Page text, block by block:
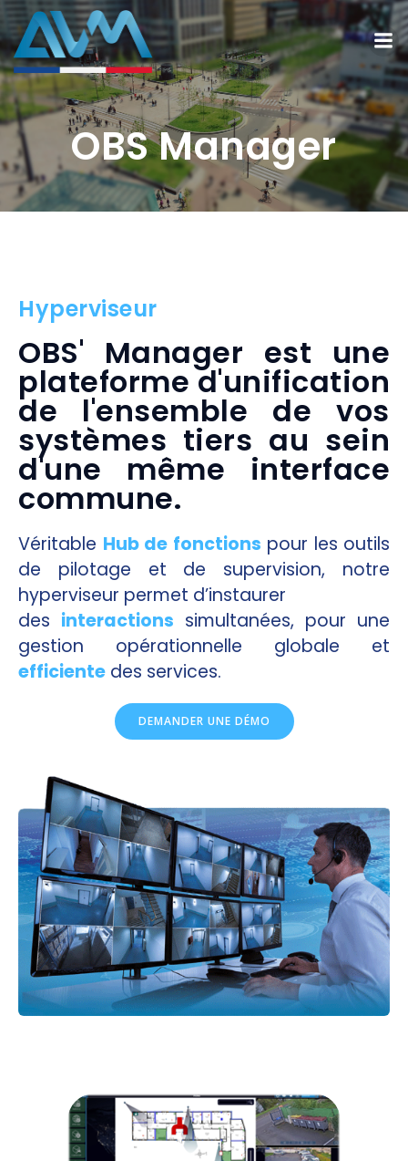
OBS Manager
Hyperviseur
OBS' Manager est une
plateforme d'unification
de l'ensemble de vos
systèmes tiers au sein
d'une même interface
commune.
Véritable Hub de fonctions pour les outils
de pilotage et de supervision, notre
hyperviseur permet d’instaurer
des interactions simultanées, pour une
gestion opérationnelle globale et
efficiente des services.
DEMANDER UNE DÉMO